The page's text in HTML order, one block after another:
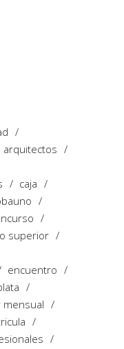
arquitectos
caja
superior
encuentro
mensual